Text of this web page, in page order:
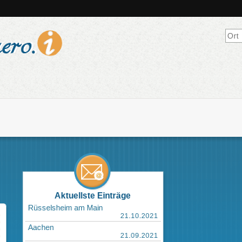
Aktuellste Einträge
Rüsselsheim am Main
21.10.2021
Aachen
21.09.2021